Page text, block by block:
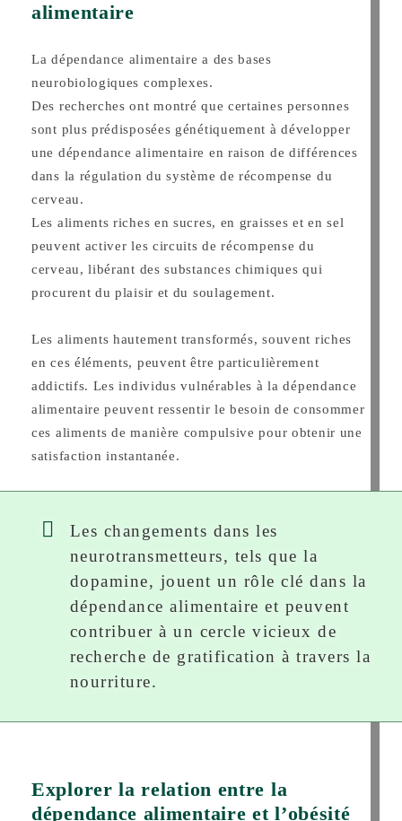
alimentaire
La dépendance alimentaire a des bases
neurobiologiques complexes.
Des recherches ont montré que certaines personnes
sont plus prédisposées génétiquement à développer
une dépendance alimentaire en raison de différences
dans la régulation du système de récompense du
cerveau.
Les aliments riches en sucres, en graisses et en sel
peuvent activer les circuits de récompense du
cerveau, libérant des substances chimiques qui
procurent du plaisir et du soulagement.
Les aliments hautement transformés, souvent riches
en ces éléments, peuvent être particulièrement
addictifs. Les individus vulnérables à la dépendance
alimentaire peuvent ressentir le besoin de consommer
ces aliments de manière compulsive pour obtenir une
satisfaction instantanée.
Les changements dans les
neurotransmetteurs, tels que la
dopamine, jouent un rôle clé dans la
dépendance alimentaire et peuvent
contribuer à un cercle vicieux de
recherche de gratification à travers la
nourriture.
Explorer la relation entre la
dépendance alimentaire et l’obésité